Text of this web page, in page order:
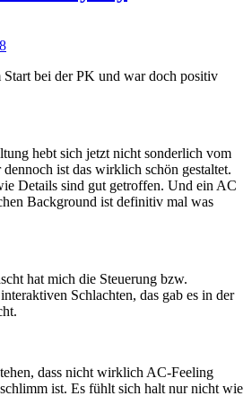
Start bei der PK und war doch positiv
hebt sich jetzt nicht sonderlich vom
dennoch ist das wirklich schön gestaltet.
Details sind gut getroffen. Und ein AC
Background ist definitiv mal was
hat mich die Steuerung bzw.
Schlachten, das gab es in der
dass nicht wirklich AC-Feeling
ist. Es fühlt sich halt nur nicht wie